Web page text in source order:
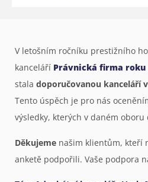
V letošním ročníku prestižního
kanceláří Právnická firma roku
stala doporučovanou kanceláří
Tento úspěch je pro nás
výsledky, kterých v daném oboru
Děkujeme našim klientům, kteří
anketě podpořili. Vaše podpora